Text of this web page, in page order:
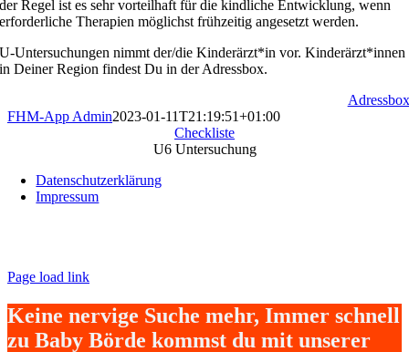
der Regel ist es sehr vorteilhaft für die kindliche Entwicklung, wenn
erforderliche Therapien möglichst frühzeitig angesetzt werden.
U-Untersuchungen nimmt der/die Kinderärzt*in vor. Kinderärzt*innen
in Deiner Region findest Du in der Adressbox.
Adressbox
FHM-App Admin2023-01-11T21:19:51+01:00
Checkliste
U6 Untersuchung
Datenschutzerklärung
Impressum
Page load link
Keine nervige Suche mehr, Immer schnell
zu Baby Börde kommst du mit unserer